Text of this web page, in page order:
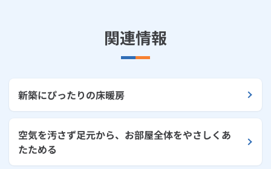
関連情報
新築にぴったりの床暖房
空気を汚さず足元から、お部屋全体をやさしくあ
たためる